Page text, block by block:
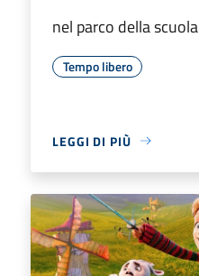
nel parco della scuola
Tempo libero
LEGGI DI PIÙ